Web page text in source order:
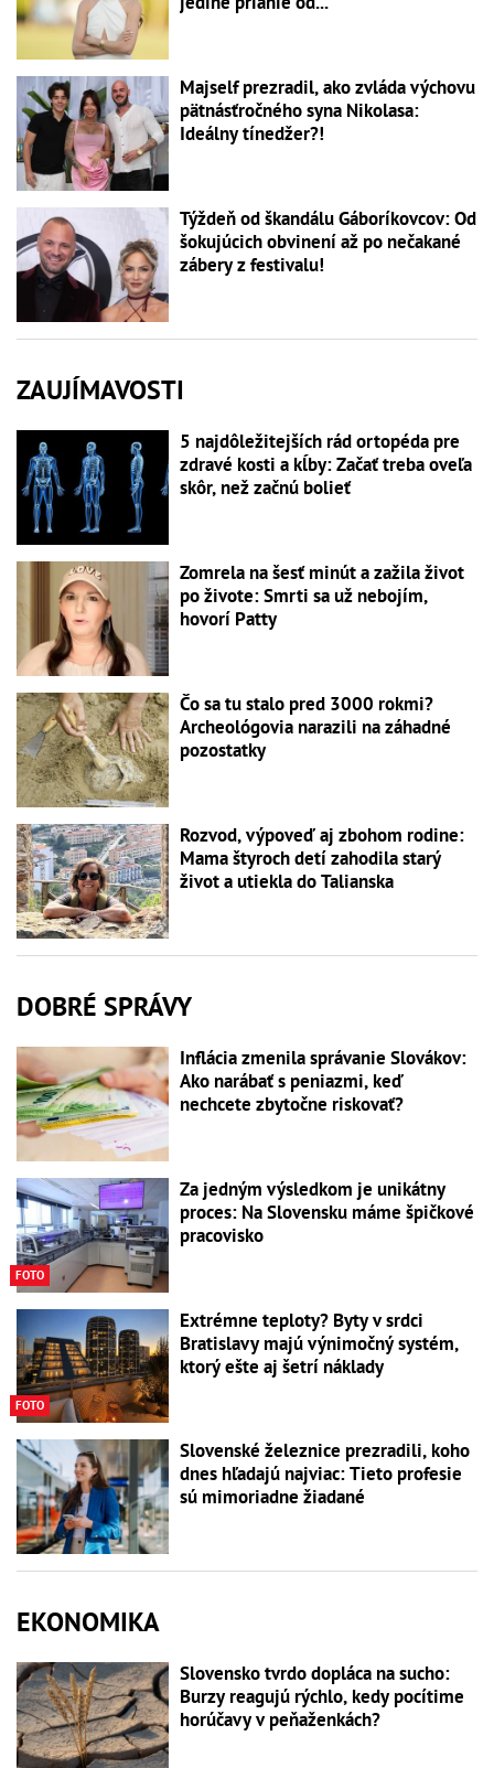
Majself prezradil, ako zvláda výchovu
pätnásťročného syna Nikolasa:
Ideálny tínedžer?!
Týždeň od škandálu Gáboríkovcov: Od
šokujúcich obvinení až po nečakané
zábery z festivalu!
ZAUJÍMAVOSTI
5 najdôležitejších rád ortopéda pre
zdravé kosti a kĺby: Začať treba oveľa
skôr, než začnú bolieť
Zomrela na šesť minút a zažila život
po živote: Smrti sa už nebojím,
hovorí Patty
Čo sa tu stalo pred 3000 rokmi?
Archeológovia narazili na záhadné
pozostatky
Rozvod, výpoveď aj zbohom rodine:
Mama štyroch detí zahodila starý
život a utiekla do Talianska
DOBRÉ SPRÁVY
Inflácia zmenila správanie Slovákov:
Ako narábať s peniazmi, keď
nechcete zbytočne riskovať?
FOTO
Za jedným výsledkom je unikátny
proces: Na Slovensku máme špičkové
pracovisko
FOTO
Extrémne teploty? Byty v srdci
Bratislavy majú výnimočný systém,
ktorý ešte aj šetrí náklady
Slovenské železnice prezradili, koho
dnes hľadajú najviac: Tieto profesie
sú mimoriadne žiadané
EKONOMIKA
Slovensko tvrdo dopláca na sucho:
Burzy reagujú rýchlo, kedy pocítime
horúčavy v peňaženkách?